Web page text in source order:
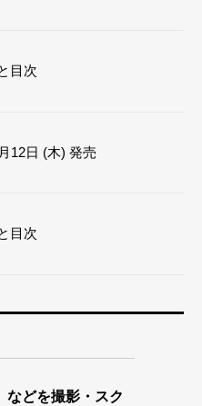
目次
12日 (木) 発売
目次
などを撮影・スク